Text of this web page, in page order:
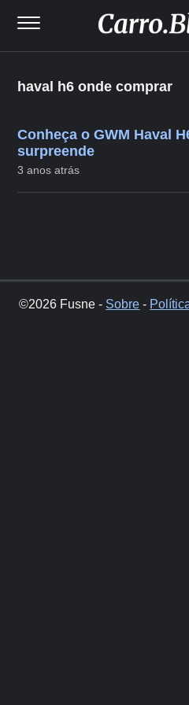
haval h6 onde comprar
Conheça o GWM Haval
surpreende
3 anos atrás
©2026 Fusne - Sobre -